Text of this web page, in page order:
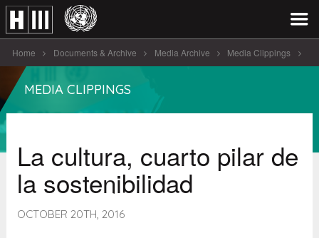
Home Documents & Archive Media Archive Media Clippings
La cultura, cuarto pilar de la [...]
MEDIA CLIPPINGS
La cultura, cuarto pilar de
la sostenibilidad
OCTOBER 20TH, 2016